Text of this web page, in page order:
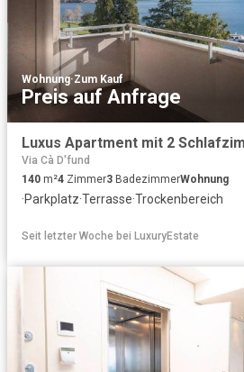
Wohnung·Zum Kauf
Preis auf Anfrage
Via Cà D'fund
140 m²4 Zimmer3 BadezimmerWohnung
·Parkplatz·Terrasse·Trockenbereich
Seit letzter Woche bei LuxuryEstate